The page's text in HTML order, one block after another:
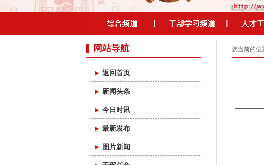
网站导航
返回首页
新闻头条
今日时讯
最新发布
图片新闻
您当前的位